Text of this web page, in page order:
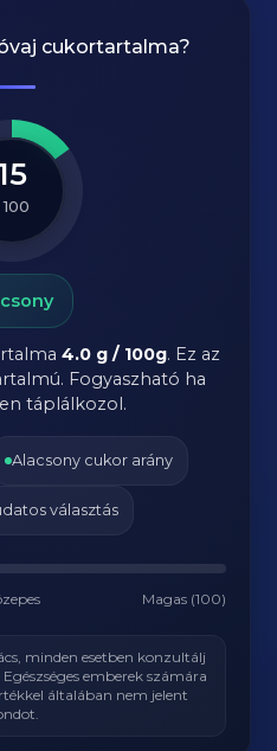
cukortartalma?
100
4.0 g / 100g. Ez az
Fogyaszható ha
táplálkozol.
Alacsony cukor arány
választás
Magas (100)
minden esetben konzultálj
emberek számára
általában nem jelent